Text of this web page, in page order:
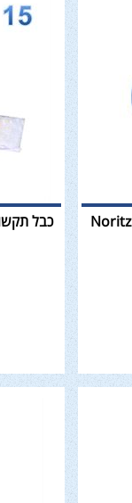
כבל תקשורת בין הבקר / שלט למחמם מים בגז Noritz